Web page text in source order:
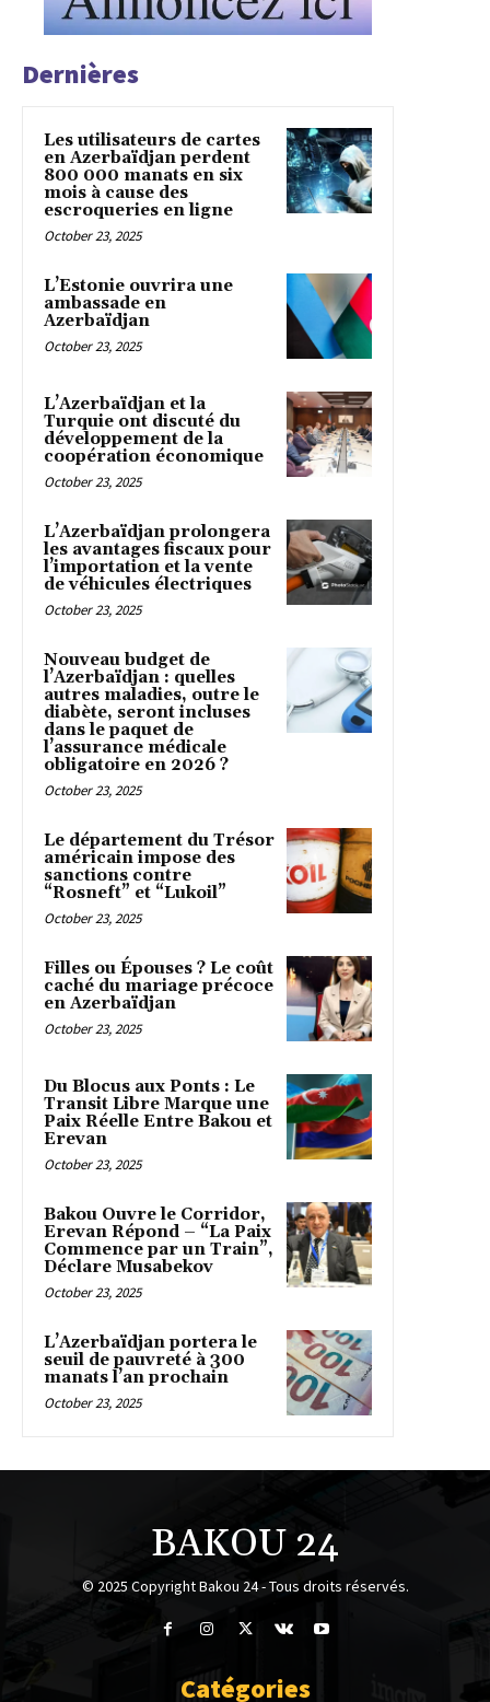
Dernières
Les utilisateurs de cartes
en Azerbaïdjan perdent
800 000 manats en six
mois à cause des
escroqueries en ligne
October 23, 2025
L’Estonie ouvrira une
ambassade en
Azerbaïdjan
October 23, 2025
L’Azerbaïdjan et la
Turquie ont discuté du
développement de la
coopération économique
October 23, 2025
L’Azerbaïdjan prolongera
les avantages fiscaux pour
l’importation et la vente
de véhicules électriques
October 23, 2025
Nouveau budget de
l’Azerbaïdjan : quelles
autres maladies, outre le
diabète, seront incluses
dans le paquet de
l’assurance médicale
obligatoire en 2026 ?
October 23, 2025
Le département du Trésor
américain impose des
sanctions contre
“Rosneft” et “Lukoil”
October 23, 2025
Filles ou Épouses ? Le coût
caché du mariage précoce
en Azerbaïdjan
October 23, 2025
Du Blocus aux Ponts : Le
Transit Libre Marque une
Paix Réelle Entre Bakou et
Erevan
October 23, 2025
Bakou Ouvre le Corridor,
Erevan Répond – “La Paix
Commence par un Train”,
Déclare Musabekov
October 23, 2025
L’Azerbaïdjan portera le
seuil de pauvreté à 300
manats l’an prochain
October 23, 2025
BAKOU 24
© 2025 Copyright Bakou 24 - Tous droits réservés.
Catégories